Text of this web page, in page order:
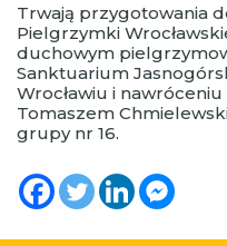
Trwają przygotowania
Pielgrzymki
duchowym
Sanktuarium
Wrocławiu i
Tomaszem
grupy nr 16.